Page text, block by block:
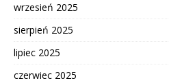
wrzesień 2025
sierpień 2025
lipiec 2025
czerwiec 2025